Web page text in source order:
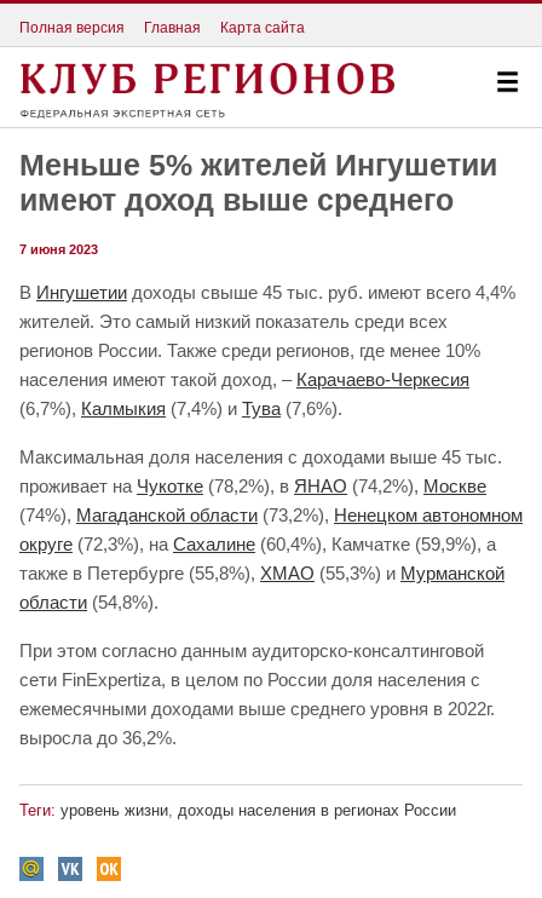
Полная версия Главная Карта сайта
Меньше 5% жителей Ингушетии
имеют доход выше среднего
7 июня 2023
В Ингушетии доходы свыше 45 тыс. руб. имеют всего 4,4%
жителей. Это самый низкий показатель среди всех
регионов России. Также среди регионов, где менее 10%
населения имеют такой доход, – Карачаево-Черкесия
(6,7%), Калмыкия (7,4%) и Тува (7,6%).
Максимальная доля населения с доходами выше 45 тыс.
проживает на Чукотке (78,2%), в ЯНАО (74,2%), Москве
(74%), Магаданской области (73,2%), Ненецком автономном
округе (72,3%), на Сахалине (60,4%), Камчатке (59,9%), а
также в Петербурге (55,8%), ХМАО (55,3%) и Мурманской
области (54,8%).
При этом согласно данным аудиторско-консалтинговой
сети FinExpertiza, в целом по России доля населения с
ежемесячными доходами выше среднего уровня в 2022г.
выросла до 36,2%.
Теги: уровень жизни доходы населения в регионах России